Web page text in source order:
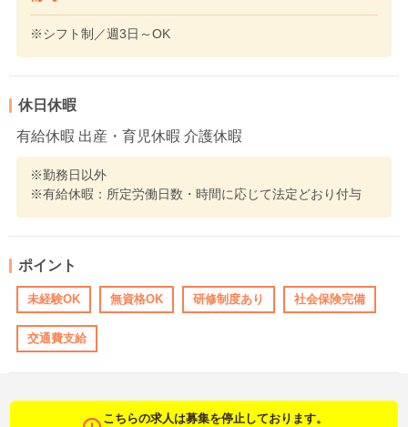
※シフト制／週3日～OK
休日休暇
有給休暇 出産・育児休暇 介護休暇
※勤務日以外
※有給休暇：所定労働日数・時間に応じて法定どおり付与
ポイント
未経験OK 無資格OK 研修制度あり 社会保険完備
交通費支給
こちらの求人は募集を停止しております。